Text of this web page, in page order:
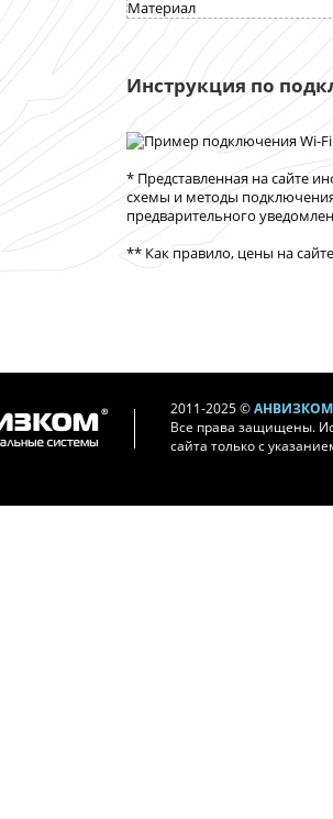
Материал
Инструкция по
* Представленная на сайте
схемы и методы
предварительного
** Как правило, цены на
2011-2025 ©
Все права защищены.
сайта только с